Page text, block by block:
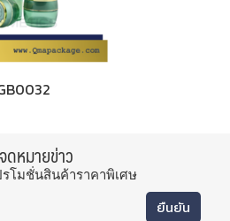
หมายข่าว
รโมชั่นสินค้าราคาพิเศษ